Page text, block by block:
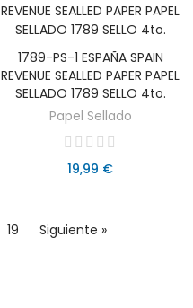
AÑADIR AL CARRITO
1789-PS-1 ESPAÑA SPAIN
REVENUE SEALLED PAPER PAPEL
SELLADO 1789 SELLO 4to.
Papel Sellado
19,99 €
19 Siguiente »